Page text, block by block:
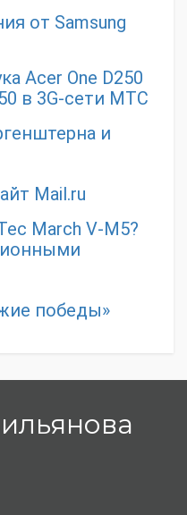
от Samsung
Acer One D250
в 3G-сети МТС
и
Mail.ru
March V-M5?
победы»